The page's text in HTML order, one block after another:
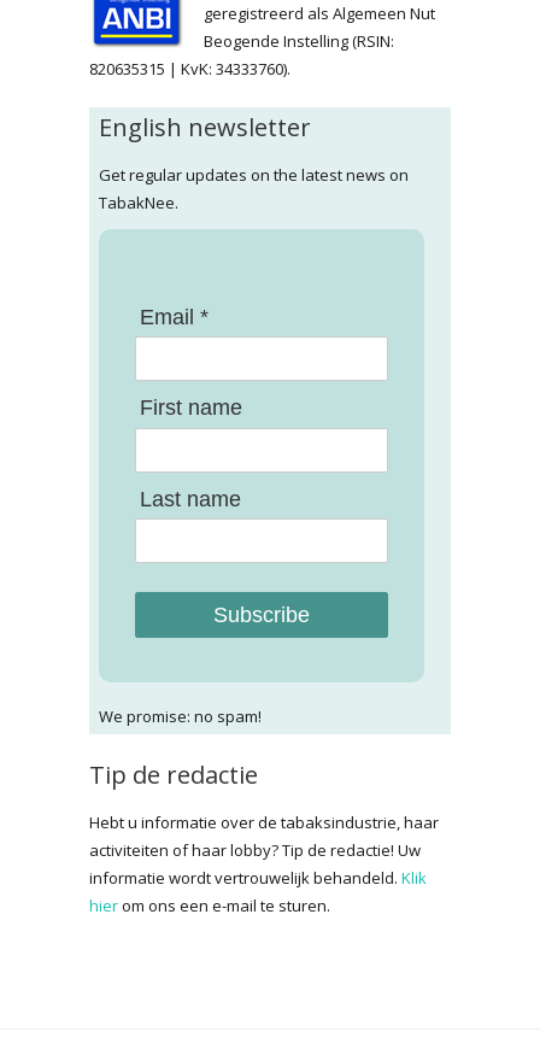
geregistreerd als Algemeen Nut
Beogende Instelling (RSIN:
820635315 | KvK: 34333760).
English newsletter
Get regular updates on the latest news on
TabakNee.
Email *
First name
Last name
Subscribe
We promise: no spam!
Tip de redactie
Hebt u informatie over de tabaksindustrie, haar
activiteiten of haar lobby? Tip de redactie! Uw
informatie wordt vertrouwelijk behandeld. Klik
hierom ons een e-mail te sturen.